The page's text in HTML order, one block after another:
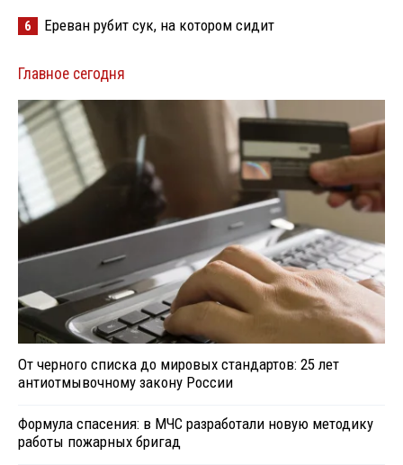
6 Ереван рубит сук, на котором сидит
Главное сегодня
От черного списка до мировых стандартов: 25 лет
антиотмывочному закону России
Формула спасения: в МЧС разработали новую методику
работы пожарных бригад